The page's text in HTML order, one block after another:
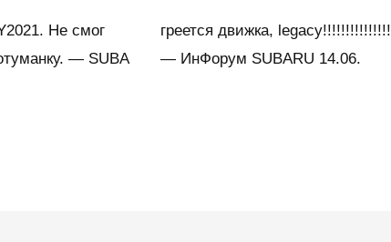
Не смог
— SUBA
греется движка, legacy!!!!!!!!!!!!!!!
— ИнФорум SUBARU 14.06.